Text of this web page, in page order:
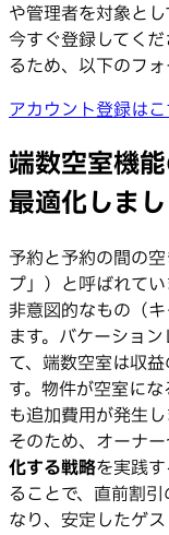
や管理者を対象と
今すぐ登録してく
るため、以下のフ
アカウント登録は
端数空室機
最適化しま
予約と予約の間の
プ」）と呼ばれて
非意図的なもの（
ます。バケーショ
て、端数空室は収
す。物件が空室に
も追加費用が発生し
そのため、オーナ
化する戦略を実践
ることで、直前割
なり、安定したゲス